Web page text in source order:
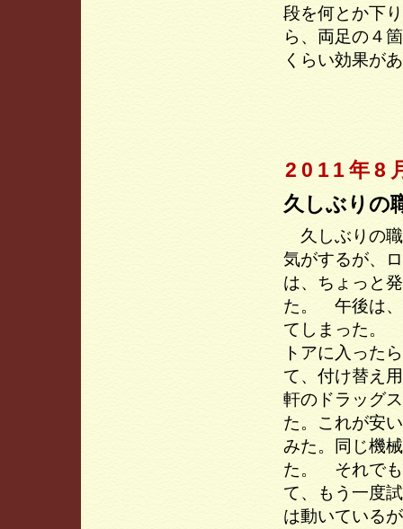
段を何とか下
ら、両足の４
くらい効果が
2011年8
久しぶりの
久しぶりの職
気がするが、
は、ちょっと
た。 午後は、
てしまった。
トアに入った
て、付け替え
軒のドラッグ
た。これが安
みた。同じ機
た。 それでも
て、もう一度
は動いている